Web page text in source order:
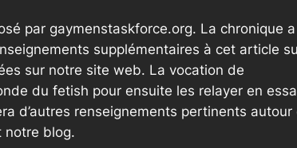
par gaymenstaskforce.org. La chronique
supplémentaires à cet article
sur notre site web. La vocation de
du fetish pour ensuite les relayer en
d’autres renseignements pertinents
notre blog.